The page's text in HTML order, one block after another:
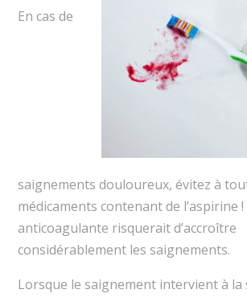
En cas de
saignements douloureux, évitez à
médicaments contenant de l’aspirine
anticoagulante risquerait d’accroître
considérablement les saignements.
Lorsque le saignement intervient à la